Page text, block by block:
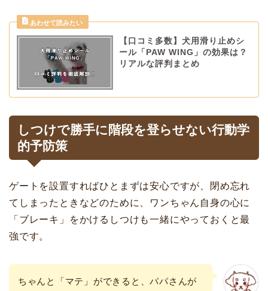
【口コミ多数】犬用滑り止めシ
ール「PAW WING」の効果は？
リアルな評判まとめ
しつけで勝手に階段を登らせない行動学
的予防策
ゲートを設置すればひとまずは安心ですが、閉め忘れ
てしまったときなどのために、ワンちゃん自身の心に
「ブレーキ」をかけるしつけも一緒にやっておくと最
強です。
ちゃんと「マテ」ができると、パパさんが